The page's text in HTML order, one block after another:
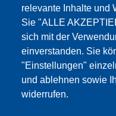
relevante Inhalte und
Sie "ALLE
sich mit der
einverstanden. Sie
"Einstellungen"
und ablehnen sowie
widerrufen.
ФАЙЛЫ
Alle